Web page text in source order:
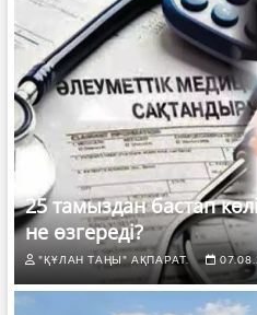
25 тамыздан бастап
не өзгереді?
"ҚҰЛАН ТАҢЫ" АҚПАРАТ.